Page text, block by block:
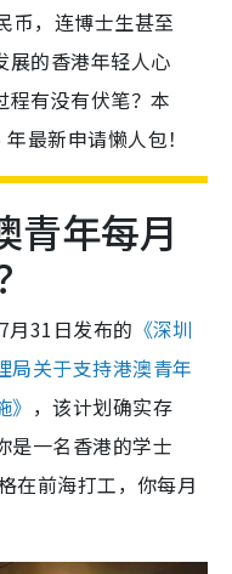
币，连博士生甚至
展的香港年轻人心
程有没有伏笔？本
最新申请懒人包！
青年每月
月31日发布的 《深圳
局关于支持港澳青年
，该计划确实存
一名香港的学士
在前海打工，你每月